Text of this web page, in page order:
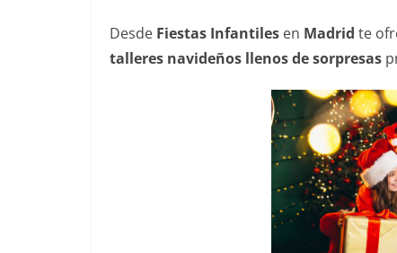
Desde Fiestas Infantiles en Madrid te
talleres navideños llenos de sorpresas